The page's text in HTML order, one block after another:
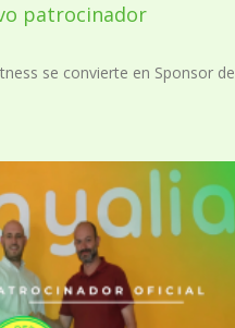
patrocinador
se convierte en Sponsor de